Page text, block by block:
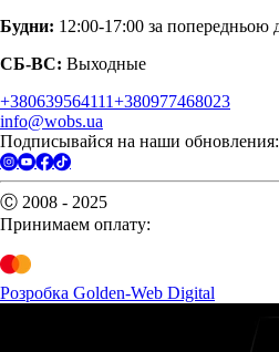
Будни: 12:00-17:00 за попередньою
СБ-ВС: Выходные
+380639564111+380977468023
info@wobs.ua
Подписывайся на наши обновления:
Ⓒ 2008 - 2025
Принимаем оплату:
Розробка Golden-Web Digital